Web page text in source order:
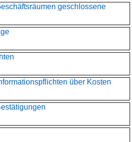
geschlossene
über Kosten